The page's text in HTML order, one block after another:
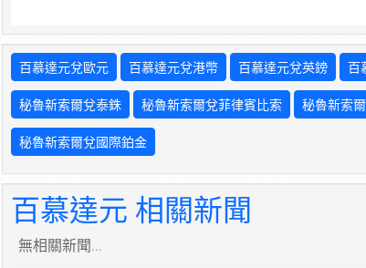
百慕達元兌歐元 百慕達元兌港幣 百慕達元兌英鎊 百
秘魯新索爾兌泰銖 秘魯新索爾兌菲律賓比索 秘魯新索
秘魯新索爾兌國際鉑金
百慕達元 相關新聞
無相關新聞...